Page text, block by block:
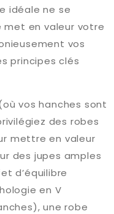
idéale ne se
met en valeur votre
vos
principes clés
vos hanches sont
des robes
mettre en valeur
des jupes amples
d’équilibre
en V
une robe